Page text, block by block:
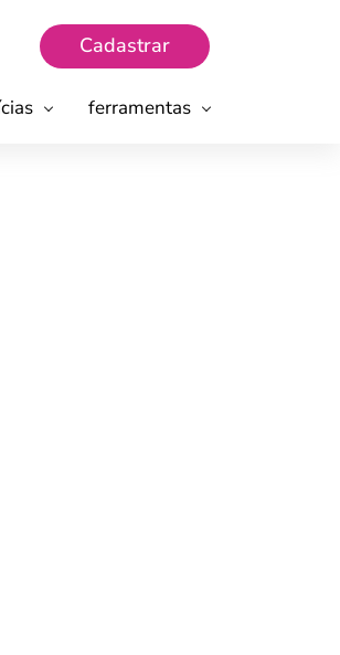
Cadastrar
ferramentas